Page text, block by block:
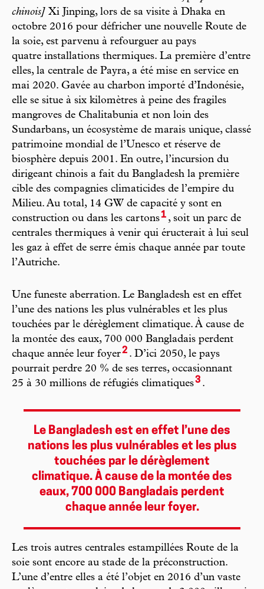
chinois] Xi Jinping, lors de sa visite à Dhaka en
octobre 2016 pour défricher une nouvelle Route de
la soie, est parvenu à refourguer au pays
quatre installations thermiques. La première d’entre
elles, la centrale de Payra, a été mise en service en
mai 2020. Gavée au charbon importé d’Indonésie,
elle se situe à six kilomètres à peine des fragiles
mangroves de Chalitabunia et non loin des
Sundarbans, un écosystème de marais unique, classé
patrimoine mondial de l’Unesco et réserve de
biosphère depuis 2001. En outre, l’incursion du
dirigeant chinois a fait du Bangladesh la première
cible des compagnies climaticides de l’empire du
Milieu. Au total, 14 GW de capacité y sont en
construction ou dans les cartons1 , soit un parc de
centrales thermiques à venir qui éructerait à lui seul
les gaz à effet de serre émis chaque année par toute
l’Autriche.
Une funeste aberration. Le Bangladesh est en effet
l’une des nations les plus vulnérables et les plus
touchées par le dérèglement climatique. À cause de
la montée des eaux, 700 000 Bangladais perdent
chaque année leur foyer2 . D’ici 2050, le pays
pourrait perdre 20 % de ses terres, occasionnant
25 à 30 millions de réfugiés climatiques3 .
Le Bangladesh est en effet l’une des
nations les plus vulnérables et les plus
touchées par le dérèglement
climatique. À cause de la montée des
eaux, 700 000 Bangladais perdent
chaque année leur foyer.
Les trois autres centrales estampillées Route de la
soie sont encore au stade de la préconstruction.
L’une d’entre elles a été l’objet en 2016 d’un vaste